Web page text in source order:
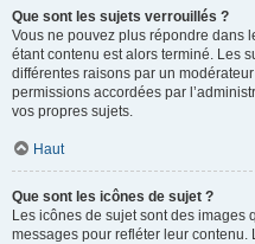
Que sont les sujets verrouillés ?
Vous ne pouvez plus répondre dans
étant contenu est alors terminé. Les
différentes raisons par un
permissions accordées par
vos propres sujets.
Haut
Que sont les icônes de sujet ?
Les icônes de sujet sont des images
messages pour refléter leur contenu.